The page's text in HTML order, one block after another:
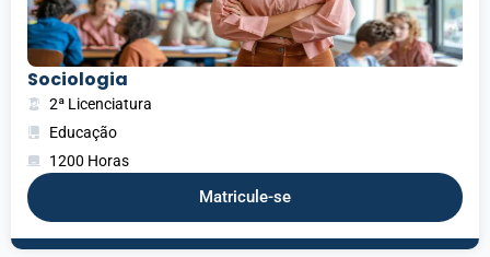
Sociologia
2ª Licenciatura
Educação
1200 Horas
Matricule-se